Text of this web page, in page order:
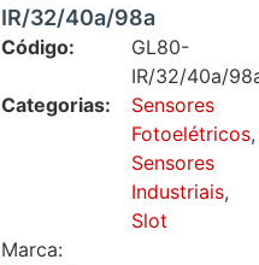
IR/32/40a/98a
Código:
GL80-
IR/32/40a/
Categorias:
Sensores
Fotoelétricos,
Sensores
Industriais,
Slot
Marca: